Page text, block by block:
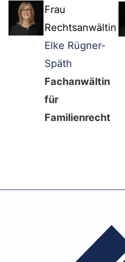
Frau
Rechtsanwältin
Elke Rügner-
Späth
Fachanwältin
für
Familienrecht